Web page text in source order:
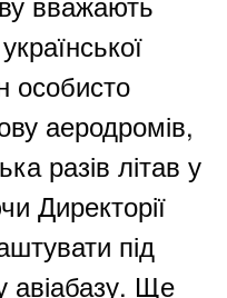
особисто
аеродромів,
разів літав у
Директорії
під
авіабазу. Ще